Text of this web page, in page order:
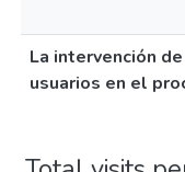
Policies
La intervención
usuarios en el